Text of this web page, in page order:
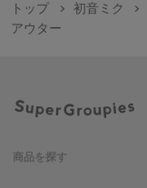
トップ 初音ミク
アウター
商品を探す